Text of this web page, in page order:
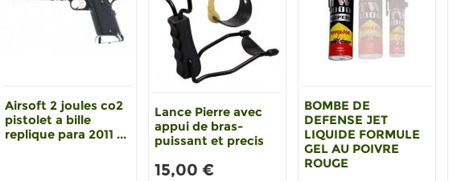
Airsoft 2 joules co2
pistolet a bille
replique para 2011 ...
Lance Pierre avec
appui de bras-
puissant et precis
15,00 €
BOMBE DE
DEFENSE JET
LIQUIDE FORMULE
GEL AU POIVRE
ROUGE